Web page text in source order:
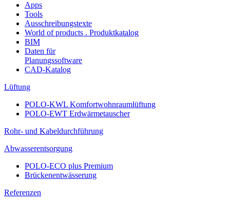
Apps
Tools
Ausschreibungstexte
World of products . Produktkatalog
BIM
Daten für
Planungssoftware
CAD-Katalog
Lüftung
POLO-KWL Komfortwohnraumlüftung
POLO-EWT Erdwärmetauscher
Rohr- und Kabeldurchführung
Abwasserentsorgung
POLO-ECO plus Premium
Brückenentwässerung
Referenzen